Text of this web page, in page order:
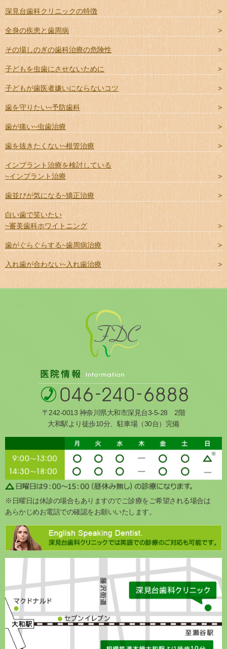
深見台歯科クリニックの特徴
全身の疾患と歯周病
その場しのぎの歯科治療の危険性
子どもを虫歯にさせないために
子どもが歯医者嫌いにならないコツ
歯を守りたい~予防歯科
歯が痛い~虫歯治療
歯を抜きたくない~根管治療
インプラント治療を検討している
~インプラント治療
歯並びが気になる~矯正治療
白い歯で笑いたい
~審美歯科ホワイトニング
歯がぐらぐらする~歯周病治療
入れ歯が合わない~入れ歯治療
〒242-0013 神奈川県大和市深見台3-5-28 2階
大和駅より徒歩10分、駐車場（30台）完備
※日曜日は休診の場合もありますのでご診療をご希望される場合は
あらかじめお電話での確認をお願いいたします。